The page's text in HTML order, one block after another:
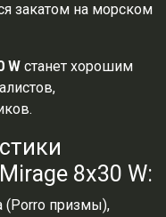
закатом на морском
W станет хорошим
8x30 W:
(Porro призмы),